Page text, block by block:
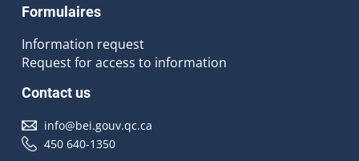
Formulaires
Information request
Request for access to information
Contact us
info@bei.gouv.qc.ca
450 640-1350